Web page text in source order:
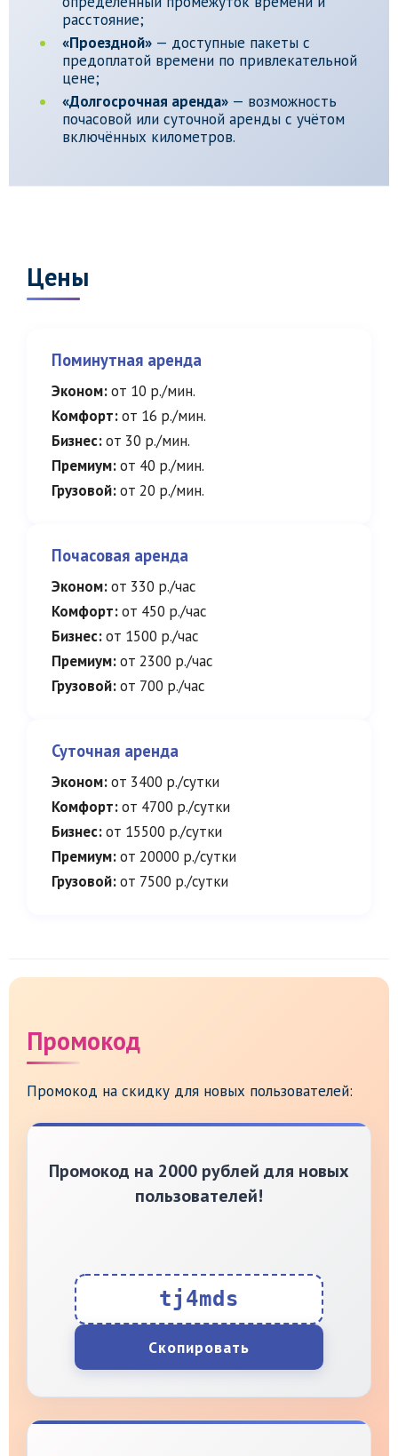
расстояние;
«Проездной» — доступные пакеты с
предоплатой времени по привлекательной
цене;
«Долгосрочная аренда» — возможность
почасовой или суточной аренды с учётом
включённых километров.
Цены
Поминутная аренда
Эконом:от 10 р./мин.
Комфорт:от 16 р./мин.
Бизнес:от 30 р./мин.
Премиум:от 40 р./мин.
Грузовой:от 20 р./мин.
Почасовая аренда
Эконом:от 330 р./час
Комфорт:от 450 р./час
Бизнес:от 1500 р./час
Премиум:от 2300 р./час
Грузовой:от 700 р./час
Суточная аренда
Эконом:от 3400 р./сутки
Комфорт:от 4700 р./сутки
Бизнес:от 15500 р./сутки
Премиум:от 20000 р./сутки
Грузовой:от 7500 р./сутки
Промокод
Промокод на скидку для новых пользователей:
Промокод на 2000 рублей для новых
пользователей!
tj4mds
Скопировать